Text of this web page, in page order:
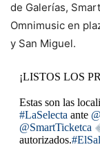
de Galerías,
Omnimusic en
y San Miguel.
¡LISTOS LOS
Estas son las
#LaSelecta ante
@SmartTicketca
autorizados.